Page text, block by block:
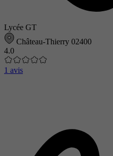
Lycée GT
Château-Thierry 02400
4.0
1 avis